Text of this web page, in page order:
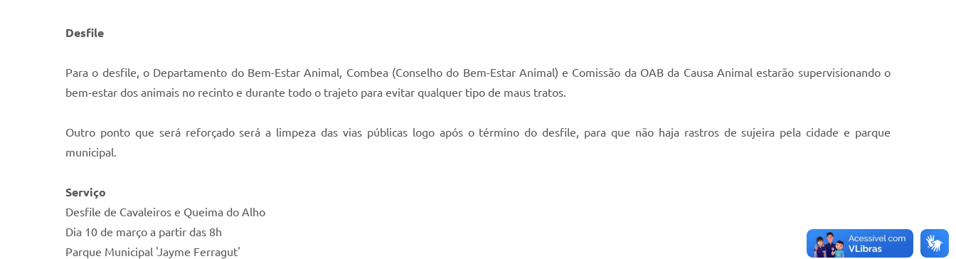
Desfile
Para o desfile, o Departamento do Bem-Estar Animal, Combea (Conselho do Bem-Estar Animal) e Comissão da OAB da Causa Animal estarão supervisionando o
bem-estar dos animais no recinto e durante todo o trajeto para evitar qualquer tipo de maus tratos.
Outro ponto que será reforçado será a limpeza das vias públicas logo após o término do desfile, para que não haja rastros de sujeira pela cidade e parque
municipal.
Serviço
Desfile de Cavaleiros e Queima do Alho
Dia 10 de março a partir das 8h
Parque Municipal 'Jayme Ferragut'